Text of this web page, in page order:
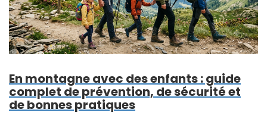
En montagne avec des enfants : guide
complet de prévention, de sécurité et
de bonnes pratiques